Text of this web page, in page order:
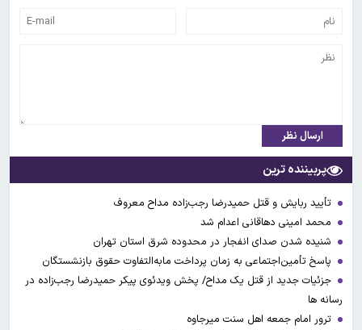
ارسال نظر
پربیننده ترین
تأیید ربایش و قتل حمیدرضا رجب‌زاده مداح معروف
محمد امینی دهاقانی اعدام شد
شنیده شدن صدای انفجار در محدوده شرق استان تهران
پاسخ تأمین‌اجتماعی به زمان پرداخت مابه‌التفاوت حقوق بازنشستگان
جزئیات جدید از قتل یک مداح/ پخش ویدئوی پیکر حمیدرضا رجب‌زاده در
رسانه ها
ترور امام جمعه اهل سنت میرجاوه